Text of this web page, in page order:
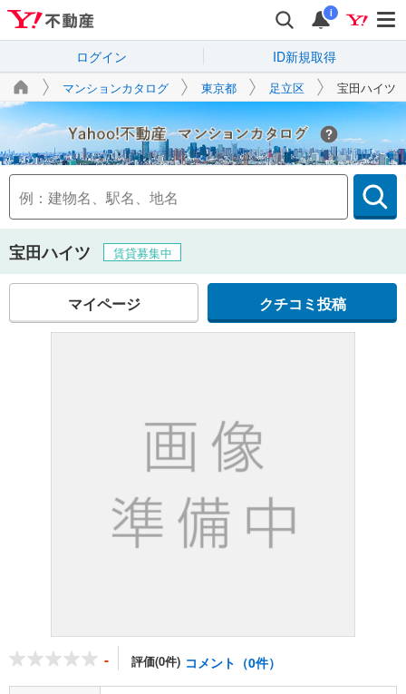
i
ログイン ID新規取得
マンションカタログ 東京都 足立区 宝田ハイツ
Yahoo!不動産
宝田ハイツ 賃貸募集中
マイページ クチコミ投稿
- 評価(0件) コメント（0件）